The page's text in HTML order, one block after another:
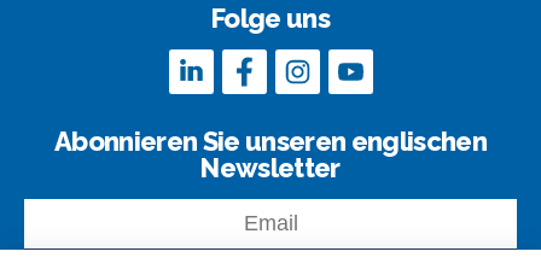
Folge uns
Abonnieren Sie unseren englischen
Newsletter